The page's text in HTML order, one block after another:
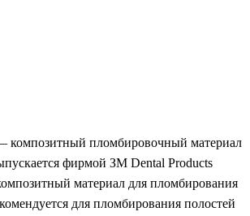
композитный пломбировочный материал
фирмой ЗМ Dental Products
материал для пломбирования
для пломбирования полостей